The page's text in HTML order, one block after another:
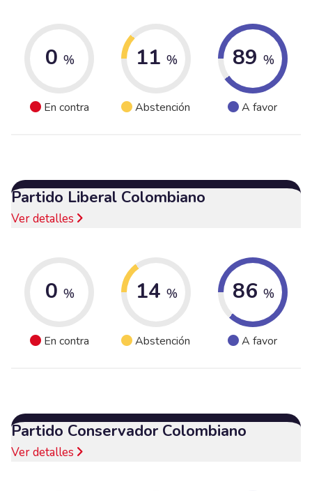
0 %
En contra
11 %
Abstención
89 %
A favor
Partido Liberal Colombiano
Ver detalles
0 %
En contra
14 %
Abstención
86 %
A favor
Partido Conservador Colombiano
Ver detalles